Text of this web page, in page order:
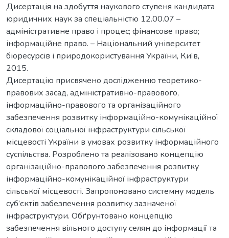
Дисертація на здобуття наукового ступеня кандидата
юридичних наук за спеціальністю 12.00.07 –
адміністративне право і процес; фінансове право;
інформаційне право. – Національний університет
біоресурсів і природокористування України, Київ,
2015.
Дисертацію присвячено дослідженню теоретико-
правових засад, адміністративно-правового,
інформаційно-правового та організаційного
забезпечення розвитку інформаційно-комунікаційної
складової соціальної інфраструктури сільської
місцевості України в умовах розвитку інформаційного
суспільства. Розроблено та реалізовано концепцію
організаційно-правового забезпечення розвитку
інформаційно-комунікаційної інфраструктури
сільської місцевості. Запропоновано системну модель
суб’єктів забезпечення розвитку зазначеної
інфраструктури. Обґрунтовано концепцію
забезпечення вільного доступу селян до інформації та